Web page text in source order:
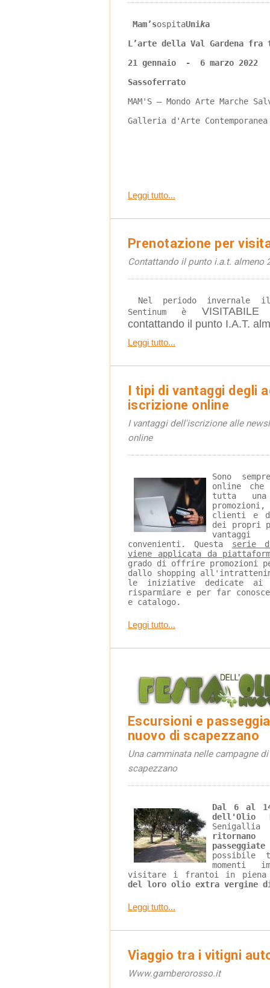
Mam’sospitaUnika
L’arte della Val Gardena fra
21 gennaio  -  6 marzo 2022
Sassoferrato
MAM'S – Mondo Arte Marche
Galleria d'Arte Contemporanea
Leggi tutto...
Prenotazione per
Contattando il punto i.a.t. almeno
Sentinum è
contattando il punto I.A.T.
Leggi tutto...
I tipi di vantaggi degli
iscrizione online
I vantaggi dell'iscrizione alle
online
Sono
online
tutta
clienti e
dei propri
vantaggi
convenienti. Questa serie
viene applicata da
grado di offrire
dallo shopping
le iniziative dedicate
risparmiare e per far
e catalogo.
Leggi tutto...
Escursioni e
nuovo di scapezzano
Una camminata nelle campagne
scapezzano
Dal 6 al 14
dell'Olio
passeggiate
possibile
momenti
visitare i frantoi in
del loro olio extra vergine
Leggi tutto...
Viaggio tra i vitigni
Www.gamberorosso.it